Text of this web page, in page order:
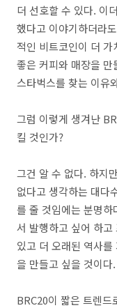
더 선호할 수 있다. 이
했다고 이야기하더라
적인 비트코인이 더
좋은 커피와 매장을 만
스타벅스를 찾는 이유
그럼 이렇게 생겨난
킬 것인가?
그건 알 수 없다. 하지
없다고 생각하는 대다
를 줄 것임에는 분명
서 발행하고 싶어 하고
있고 더 오래된 역사
을 만들고 싶을 것이다.
BRC20이 짧은 트렌